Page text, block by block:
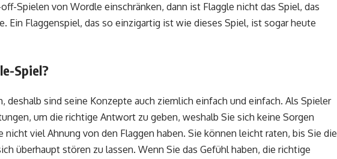
Spielen von Wordle einschränken, dann ist Flaggle nicht das Spiel, das
Ein Flaggenspiel, das so einzigartig ist wie dieses Spiel, ist sogar heute
Spiel?
deshalb sind seine Konzepte auch ziemlich einfach und einfach. Als Spieler
um die richtige Antwort zu geben, weshalb Sie sich keine Sorgen
viel Ahnung von den Flaggen haben. Sie können leicht raten, bis Sie die
überhaupt stören zu lassen. Wenn Sie das Gefühl haben, die richtige